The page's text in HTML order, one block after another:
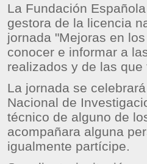
La Fundación
gestora de la licencia
jornada "Mejoras en
conocer e informar a
realizados y de las
La jornada se
Nacional de
técnico de alguno de
acompañara alguna
igualmente partícipe.